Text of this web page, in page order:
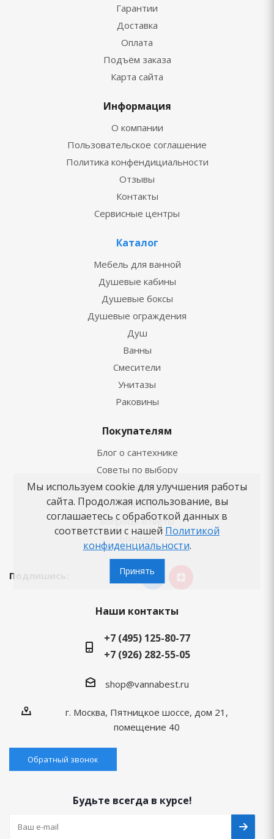
Гарантии
Доставка
Оплата
Подъём заказа
Карта сайта
Информация
О компании
Пользовательское соглашение
Политика конфендициальности
Отзывы
Контакты
Сервисные центры
Каталог
Мебель для ванной
Душевые кабины
Душевые боксы
Душевые ограждения
Душ
Ванны
Смесители
Унитазы
Раковины
Покупателям
Блог о сантехнике
Советы по выбору
Как заказать
Новости
Вопросы-ответы
Бренды
Подпишись:
Наши контакты
+7 (495) 125-80-77
+7 (926) 282-55-05
shop@vannabest.ru
г. Москва, Пятницкое шоссе, дом 21,
помещение 40
Обратный звонок
Будьте всегда в курсе!
Мы используем cookie для улучшения работы
сайта. Продолжая использование, вы
соглашаетесь с обработкой данных в
соответствии с нашей Политикой
конфиденциальности.
Принять